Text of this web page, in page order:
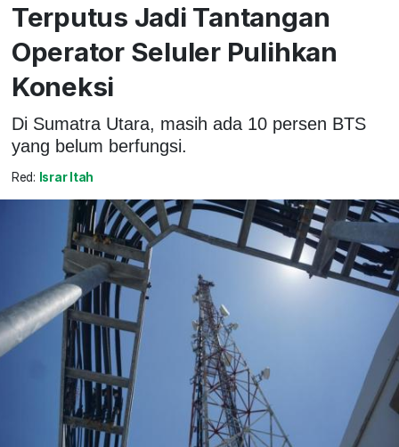
Terputus Jadi Tantangan
Operator Seluler Pulihkan
Koneksi
Di Sumatra Utara, masih ada 10 persen BTS
yang belum berfungsi.
Red: Israr Itah